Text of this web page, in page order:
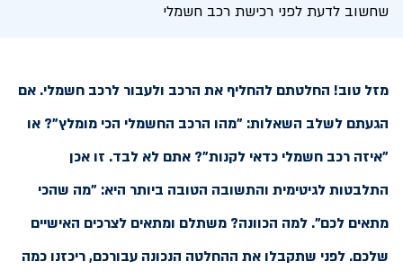
שחשוב לדעת לפני רכישת רכב חשמלי
מזל טוב! החלטתם להחליף את הרכב ולעבור לרכב חשמלי. אם
הגעתם לשלב השאלות: "מהו הרכב החשמלי הכי מומלץ"? או
"איזה רכב חשמלי כדאי לקנות"? אתם לא לבד. זו אכן
התלבטות לגיטימית והתשובה הטובה ביותר היא: "מה שהכי
מתאים לכם". למה הכוונה? משתלם ומתאים לצרכים האישיים
שלכם. לפני שתקבלו את ההחלטה הנכונה עבורכם, ריכזנו כמה